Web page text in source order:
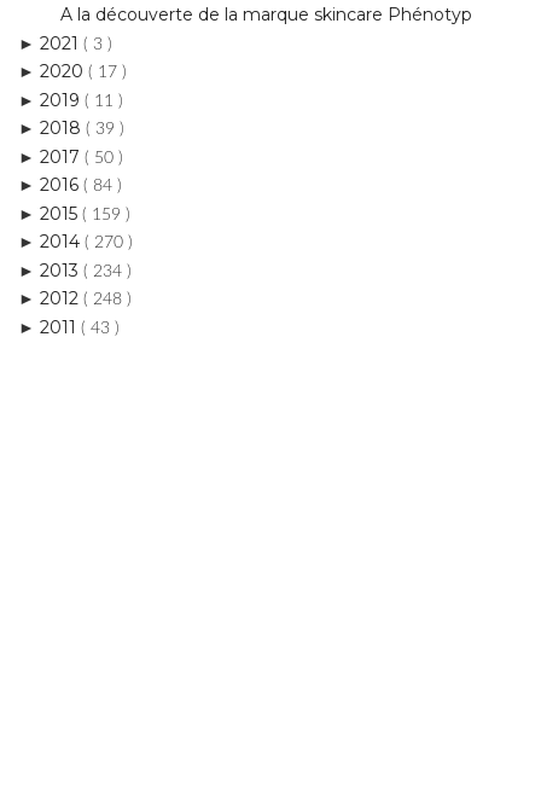
A la découverte de la marque skincare Phénotyp
► 2021 ( 3 )
► 2020 ( 17 )
► 2019 ( 11 )
► 2018 ( 39 )
► 2017 ( 50 )
► 2016 ( 84 )
► 2015 ( 159 )
► 2014 ( 270 )
► 2013 ( 234 )
► 2012 ( 248 )
► 2011 ( 43 )